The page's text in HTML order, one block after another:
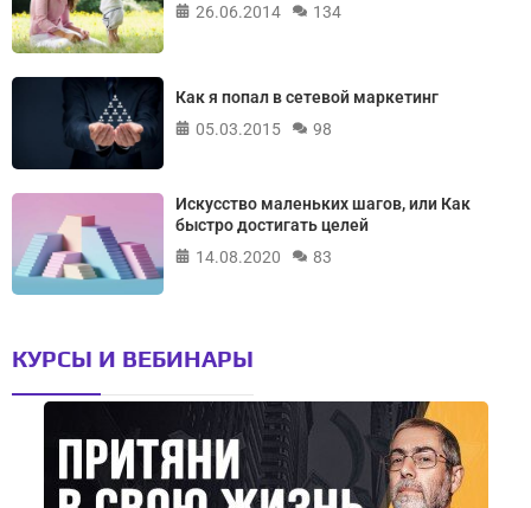
26.06.2014
134
Как я попал в сетевой маркетинг
05.03.2015
98
Искусство маленьких шагов, или Как
быстро достигать целей
14.08.2020
83
КУРСЫ И ВЕБИНАРЫ